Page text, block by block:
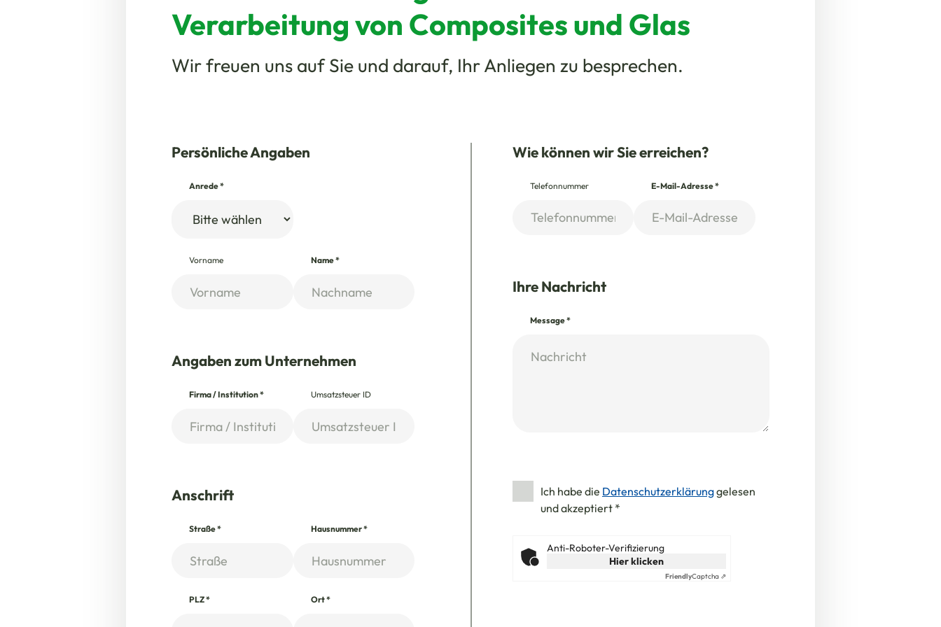
Verarbeitung von Composites und Glas
Wir freuen uns auf Sie und darauf, Ihr Anliegen zu besprechen.
Persönliche Angaben
Anrede*
Vorname Name*
Angaben zum Unternehmen
Firma / Institution* Umsatzsteuer ID
Anschrift
Straße* Hausnummer*
PLZ* Ort*
Wie können wir Sie erreichen?
Telefonnummer E-Mail-Adresse*
Ihre Nachricht
Message*
Ich habe die Datenschutzerklärunggelesen
und akzeptiert *
Anti-Roboter-Verifizierung
Hier klicken
FriendlyCaptcha ⇗